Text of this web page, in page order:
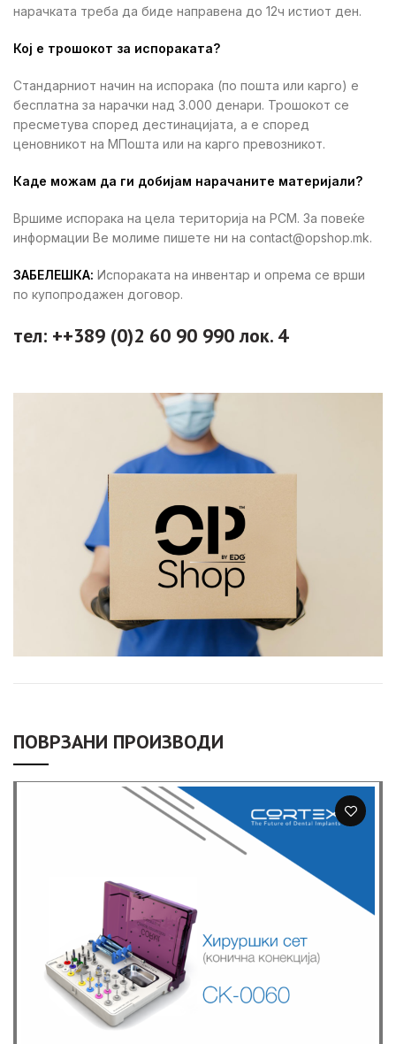
нарачката треба да биде направена до 12ч истиот ден.
Кој е трошокот за испораката?
Стандарниот начин на испорака (по пошта или карго) е
бесплатна за нарачки над 3.000 денари. Трошокот се
пресметува според дестинацијата, а е според
ценовникот на МПошта или на карго превозникот.
Каде можам да ги добијам нарачаните материјали?
Вршиме испорака на цела територија на РСМ. За повеќе
информации Ве молиме пишете ни на contact@opshop.mk.
ЗАБЕЛЕШКА: Испораката на инвентар и опрема се врши
по купопродажен договор.
тел: ++389 (0)2 60 90 990 лок. 4
ПОВРЗАНИ ПРОИЗВОДИ